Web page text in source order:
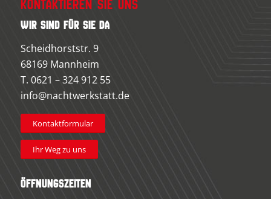
Kontaktieren Sie uns
Wir sind für Sie da
Scheidhorststr. 9
68169 Mannheim
T. 0621 – 324 912 55
info@nachtwerkstatt.de
Kontaktformular
Ihr Weg zu uns
Öffnungszeiten